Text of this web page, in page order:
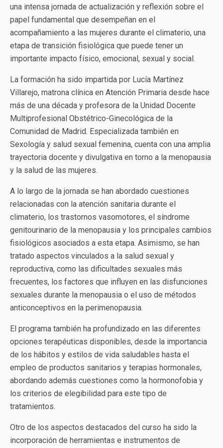
una intensa jornada de actualización y reflexión sobre el
papel fundamental que desempeñan en el
acompañamiento a las mujeres durante el climaterio, una
etapa de transición fisiológica que puede tener un
importante impacto físico, emocional, sexual y social.
La formación ha sido impartida por Lucía Martínez
Villarejo, matrona clínica en Atención Primaria desde hace
más de una década y profesora de la Unidad Docente
Multiprofesional Obstétrico-Ginecológica de la
Comunidad de Madrid. Especializada también en
Sexología y salud sexual femenina, cuenta con una amplia
trayectoria docente y divulgativa en torno a la menopausia
y la salud de las mujeres.
A lo largo de la jornada se han abordado cuestiones
relacionadas con la atención sanitaria durante el
climaterio, los trastornos vasomotores, el síndrome
genitourinario de la menopausia y los principales cambios
fisiológicos asociados a esta etapa. Asimismo, se han
tratado aspectos vinculados a la salud sexual y
reproductiva, como las dificultades sexuales más
frecuentes, los factores que influyen en las disfunciones
sexuales durante la menopausia o el uso de métodos
anticonceptivos en la perimenopausia.
El programa también ha profundizado en las diferentes
opciones terapéuticas disponibles, desde la importancia
de los hábitos y estilos de vida saludables hasta el
empleo de productos sanitarios y terapias hormonales,
abordando además cuestiones como la hormonofobia y
los criterios de elegibilidad para este tipo de
tratamientos.
Otro de los aspectos destacados del curso ha sido la
incorporación de herramientas e instrumentos de